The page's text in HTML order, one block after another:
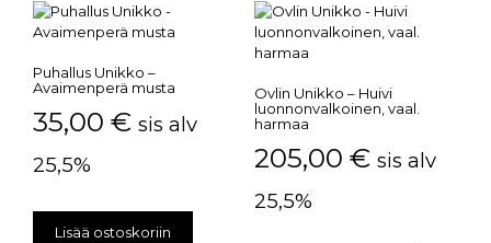
Puhallus Unikko –
Avaimenperä musta
35,00 € sis alv
25,5%
Lisää ostoskoriin
Ovlin Unikko – Huivi
luonnonvalkoinen, vaal.
harmaa
205,00 € sis alv
25,5%